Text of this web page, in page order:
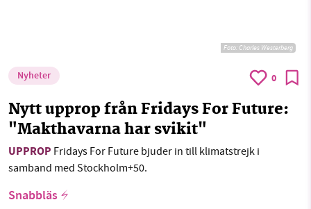
Foto: Charles Westerberg
Nyheter 0
Nytt upprop från Fridays For Future:
"Makthavarna har svikit"
UPPROP Fridays For Future bjuder in till klimatstrejk i
samband med Stockholm+50.
Snabbläs